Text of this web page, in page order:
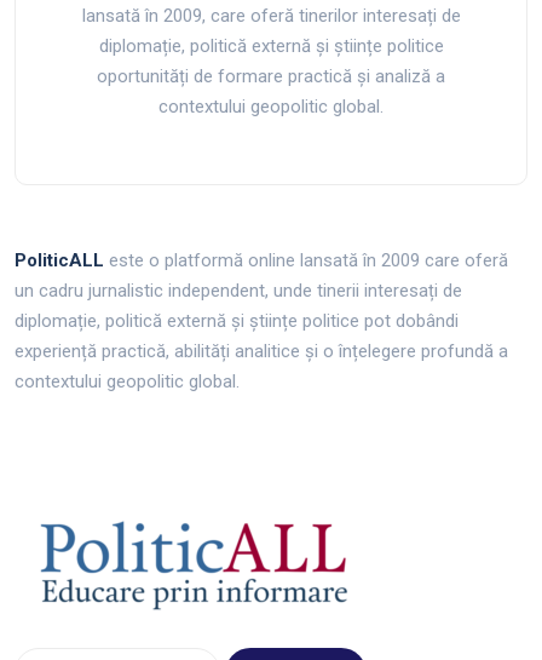
lansată în 2009, care oferă tinerilor interesați de
diplomație, politică externă și științe politice
oportunități de formare practică și analiză a
contextului geopolitic global.
PoliticALL este o platformă online lansată în 2009 care oferă
un cadru jurnalistic independent, unde tinerii interesați de
diplomație, politică externă și științe politice pot dobândi
experiență practică, abilități analitice și o înțelegere profundă a
contextului geopolitic global.